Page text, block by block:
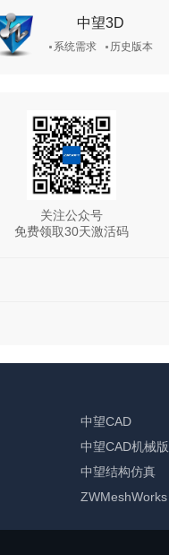
中望3D
系统需求 历史版本
关注公众号
免费领取30天激活码
中望CAD
中望CAD机械版
中望结构仿真
ZWMeshWorks